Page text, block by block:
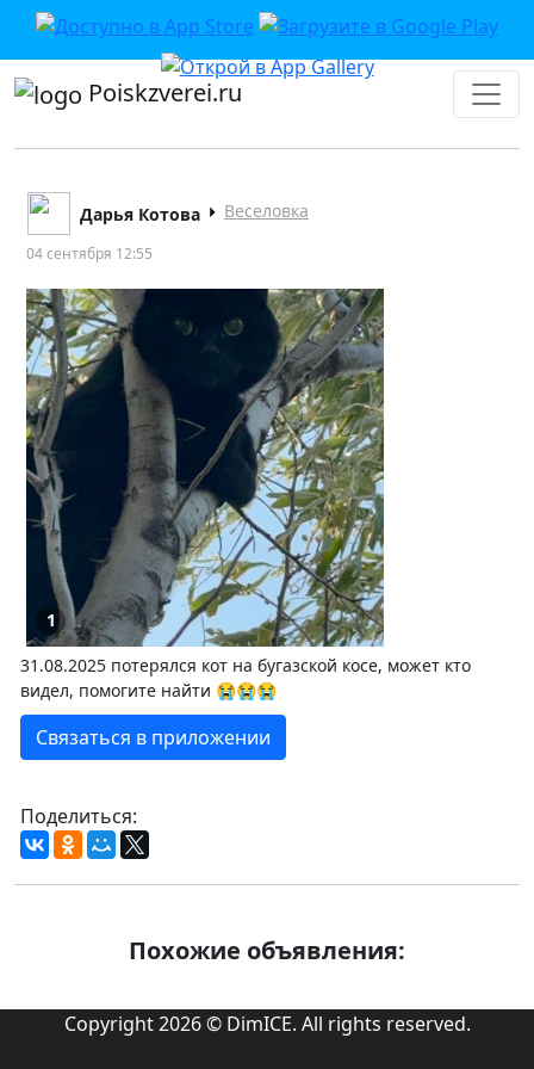
Poiskzverei.ru
Дарья Котова Веселовка
04 сентября 12:55
1
31.08.2025 потерялся кот на бугазской косе, может кто
видел, помогите найти 😭😭😭
Связаться в приложении
Поделиться:
Похожие объявления:
Copyright 2026 © DimICE. All rights reserved.